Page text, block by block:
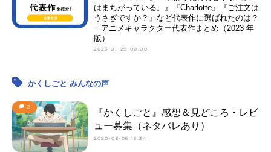
はまちがっている。』『Charlotte』『ご注文は
うさぎですか？』など代表作に選ばれたのは？
− アニメキャラクター代表作まとめ（2023 年
版）
2023-01-29 00:00
かくしごと みんなの声
2
『かくしごと』感想＆見どころ・レビ
ュー募集（ネタバレあり）
2020-03-05 15:34